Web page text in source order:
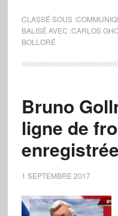
CLASSÉ SOUS :
BALISÉ AVEC :CARLOS
BOLLORÉ
Bruno
ligne de
1 SEPTEMBRE 2017